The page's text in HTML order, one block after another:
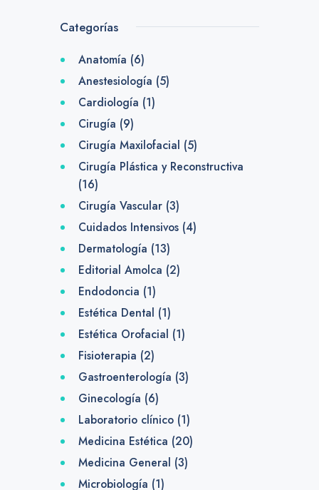
Categorías
Anatomía (6)
Anestesiología (5)
Cardiología (1)
Cirugía (9)
Cirugía Maxilofacial (5)
Cirugía Plástica y Reconstructiva
(16)
Cirugía Vascular(3)
Cuidados Intensivos(4)
Dermatología (13)
Editorial Amolca (2)
Endodoncia (1)
Estética Dental (1)
Estética Orofacial (1)
Fisioterapia (2)
Gastroenterología (3)
Ginecología (6)
Laboratorio clínico(1)
Medicina Estética (20)
Medicina General (3)
Microbiología (1)